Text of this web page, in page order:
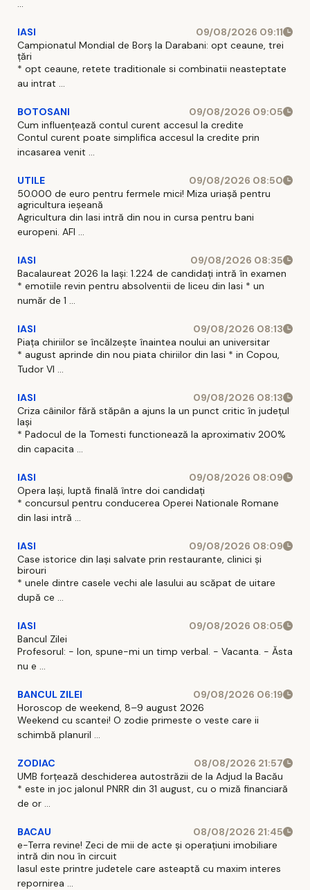
IASI
09/08/2026 09:11
Campionatul Mondial de Borș la Darabani: opt ceaune, trei
țări
* opt ceaune, retete traditionale si combinatii neasteptate
au intrat ...
BOTOSANI
09/08/2026 09:05
Cum influențează contul curent accesul la credite
Contul curent poate simplifica accesul la credite prin
incasarea venit ...
UTILE
09/08/2026 08:50
50.000 de euro pentru fermele mici! Miza uriașă pentru
agricultura ieșeană
Agricultura din Iasi intră din nou in cursa pentru bani
europeni. AFI ...
IASI
09/08/2026 08:35
Bacalaureat 2026 la Iași: 1.224 de candidați intră în examen
* emotiile revin pentru absolventii de liceu din Iasi * un
număr de 1 ...
IASI
09/08/2026 08:13
Piața chiriilor se încălzește înaintea noului an universitar
* august aprinde din nou piata chiriilor din Iasi * in Copou,
Tudor Vl ...
IASI
09/08/2026 08:13
Criza câinilor fără stăpân a ajuns la un punct critic în județul
Iași
* Padocul de la Tomesti functionează la aproximativ 200%
din capacita ...
IASI
09/08/2026 08:09
Opera Iași, luptă finală între doi candidați
* concursul pentru conducerea Operei Nationale Romane
din Iasi intră ...
IASI
09/08/2026 08:09
Case istorice din Iași salvate prin restaurante, clinici și
birouri
* unele dintre casele vechi ale Iasului au scăpat de uitare
după ce ...
IASI
09/08/2026 08:05
Bancul Zilei
Profesorul: - Ion, spune-mi un timp verbal. - Vacanta. - Ăsta
nu e ...
BANCUL ZILEI
09/08/2026 06:19
Horoscop de weekend, 8–9 august 2026
Weekend cu scantei! O zodie primeste o veste care ii
schimbă planuril ...
ZODIAC
08/08/2026 21:57
UMB forțează deschiderea autostrăzii de la Adjud la Bacău
* este in joc jalonul PNRR din 31 august, cu o miză financiară
de or ...
BACAU
08/08/2026 21:45
e-Terra revine! Zeci de mii de acte și operațiuni imobiliare
intră din nou în circuit
Iasul este printre judetele care asteaptă cu maxim interes
repornirea ...